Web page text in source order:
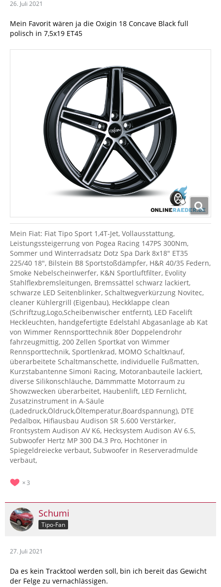
26. Juli 2021
Mein Favorit wären ja die Oxigin 18 Concave Black full
polisch in 7,5x19 ET45
Mein Fiat: Fiat Tipo Sport 1,4T-Jet, Vollausstattung,
Leistungssteigerrung von Pogea Racing 147PS 300Nm,
Sommer und Winterradsatz Dotz Spa Dark 8x18" ET35
225/40 18", Bilstein B8 Sportstoßdämpfer, H&R 40/35 Federn,
Smoke Nebelscheinwerfer, K&N Sportluftfilter, Evolity
Stahlflexbremsleitungen, Bremssättel schwarz lackiert,
schwarze LED Seitenblinker, Schaltwegverkürzung Novitec,
cleaner Kühlergrill (Eigenbau), Heckklappe clean
(Schriftzug,Logo,Scheibenwischer entfernt), LED Facelift
Heckleuchten, handgefertigte Edelstahl Abgasanlage ab Kat
von Wimmer Rennsporttechnik 80er Doppelendrohr
fahrzeugmittig, 200 Zellen Sportkat von Wimmer
Rennsporttechnik, Sportlenkrad, MOMO Schaltknauf,
überarbeitete Schaltmanschette, individuelle Fußmatten,
Kurzstabantenne Simoni Racing, Motoranbauteile lackiert,
diverse Silikonschläuche, Dämmmatte Motorraum zu
Showzwecken überarbeitet, Haubenlift, LED Fernlicht,
Zusatzinstrument in A-Säule
(Ladedruck,Öldruck,Öltemperatur,Boardspannung), DTE
Pedalbox, Hifiausbau Audison SR 5.600 Verstärker,
Frontsystem Audison AV K6, Hecksystem Audison AV 6.5,
Subwoofer Hertz MP 300 D4.3 Pro, Hochtöner in
Spiegeldreiecke verbaut, Subwoofer in Reserveradmulde
verbaut,
3
Schumi
Tipo-Fan
27. Juli 2021
Da es kein Tracktool werden soll, bin ich bereit das Gewicht
der Felge zu vernachlässigen.